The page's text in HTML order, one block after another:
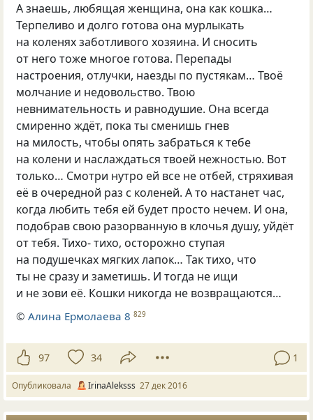
А знаешь, любящая женщина, она как кошка…
Терпеливо и долго готова она мурлыкать
на коленях заботливого хозяина. И сносить
от него тоже многое готова. Перепады
настроения, отлучки, наезды по пустякам… Твоё
молчание и недовольство. Твою
невнимательность и равнодушие. Она всегда
смиренно ждёт, пока ты сменишь гнев
на милость, чтобы опять забраться к тебе
на колени и наслаждаться твоей нежностью. Вот
только… Смотри нутро ей все не отбей, стряхивая
её в очередной раз с коленей. А то настанет час,
когда любить тебя ей будет просто нечем. И она,
подобрав свою разорванную в клочья душу, уйдёт
от тебя. Тихо- тихо, осторожно ступая
на подушечках мягких лапок… Так тихо, что
ты не сразу и заметишь. И тогда не ищи
и не зови её. Кошки никогда не возвращаются…
©Алина Ермолаева 8 829
97 34 1
Опубликовала IrinaAleksss 27 дек 2016